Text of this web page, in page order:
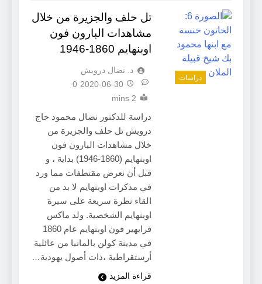
دراسات
تل حلف والجزيرة من خلال
مشاهدات البارون فون
اوبنهايم 1860-1946
د. نضال درويش
2020-06-30
0
2 mins
دراسة للدكتور نضال محمود حاج
درويش تل حلف والجزيرة من
خلال مشاهدات البارون فون
اوبنهايم (1860-1946) بداية ، و
قبل أن نعرض مقتطفات مما ورد
في مذكرات اوبنهايم لا بد من
القاء نظرة سريعة على سيرة
اوبنهايم الشخصية. ولد ماكس
فرايهير فون اوبنهايم عام 1860
في مدينة كولن بالمانيا من عائلية
أرستقراطية ،ذات أصول يهودية…
قراءة المزيد